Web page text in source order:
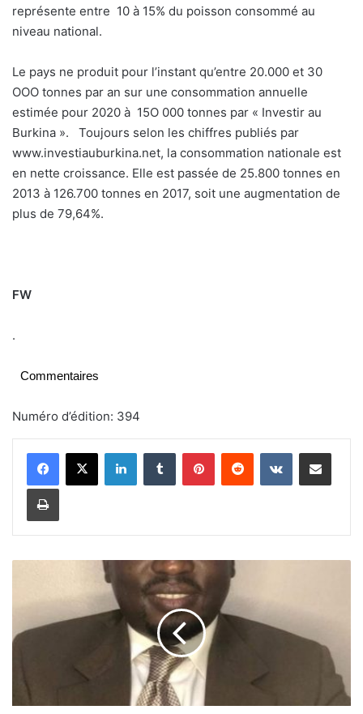
représente entre 10 à 15% du poisson consommé au
niveau national.
Le pays ne produit pour l’instant qu’entre 20.000 et 30
OOO tonnes par an sur une consommation annuelle
estimée pour 2020 à 15O 000 tonnes par « Investir au
Burkina ». Toujours selon les chiffres publiés par
www.investiauburkina.net, la consommation nationale est
en nette croissance. Elle est passée de 25.800 tonnes en
2013 à 126.700 tonnes en 2017, soit une augmentation de
plus de 79,64%.
FW
.
Commentaires
Numéro d’édition: 394
s
e